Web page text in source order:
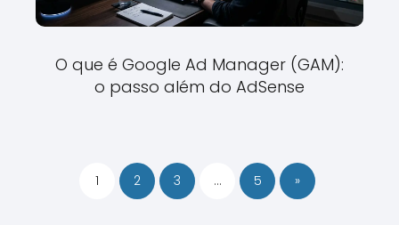
O que é Google Ad Manager (GAM):
o passo além do AdSense
1 2 3 … 5 »